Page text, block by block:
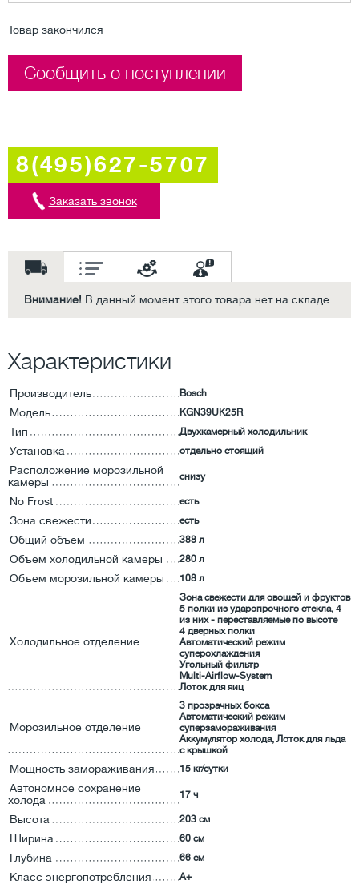
Товар закончился
Сообщить о поступлении
8(495)627-5707
Заказать звонок
Внимание! В данный момент этого товара нет на складе
Характеристики
Производитель Bosch
Модель KGN39UK25R
Тип Двухкамерный холодильник
Установка отдельно стоящий
Расположение морозильной
камеры
снизу
No Frost есть
Зона свежести есть
Общий объем 388 л
Объем холодильной камеры 280 л
Объем морозильной камеры 108 л
Холодильное отделение
Зона свежести для овощей и фруктов
5 полки из ударопрочного стекла, 4
из них - переставляемые по высоте
4 дверных полки
Автоматический режим
суперохлаждения
Угольный фильтр
Multi-Airflow-System
Лоток для яиц
Морозильное отделение
3 прозрачных бокса
Автоматический режим
суперзамораживания
Аккумулятор холода, Лоток для льда
с крышкой
Мощность замораживания 15 кг/сутки
Автономное сохранение
холода
17 ч
Высота 203 см
Ширина 60 см
Глубина 66 см
Класс энергопотребления А+